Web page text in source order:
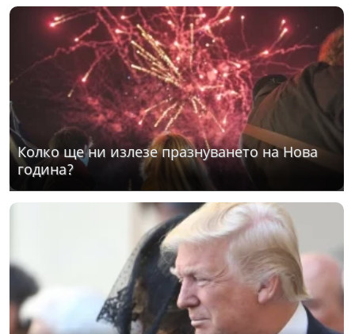
Колко ще ни излезе празнуването на Нова
година?